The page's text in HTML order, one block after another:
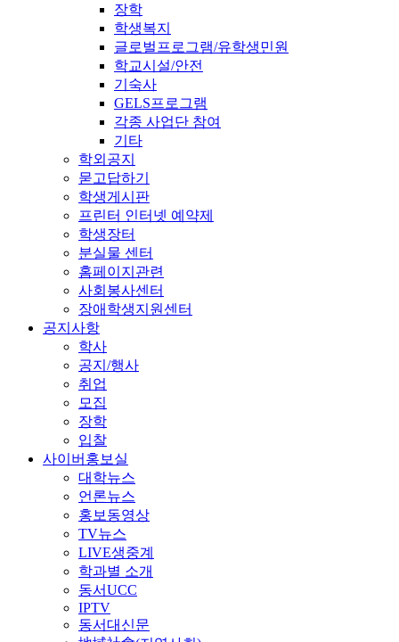
장학
학생복지
글로벌프로그램/유학생민원
학교시설/안전
기숙사
GELS프로그램
각종 사업단 참여
기타
학외공지
묻고답하기
학생게시판
프린터 인터넷 예약제
학생장터
분실물 센터
홈페이지관련
사회봉사센터
장애학생지원센터
공지사항
학사
공지/행사
취업
모집
장학
입찰
사이버홍보실
대학뉴스
언론뉴스
홍보동영상
TV뉴스
LIVE생중계
학과별 소개
동서UCC
IPTV
동서대신문